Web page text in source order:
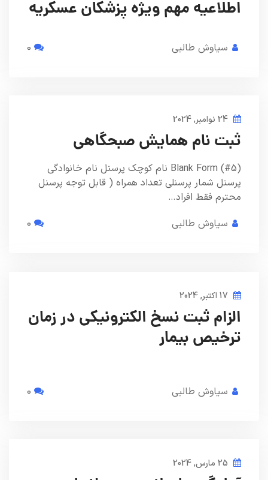
اطلاعیه مهم ویژه پزشکان عسکریه
سیاوش طالبی
ثبت نام همایش صبحگاهی
Blank Form (#5) نام کوچک پرسنل نام خانوادگی
پرسنل شمار پرسنلی تعداد همراه ( قابل توجه پرسنل
محترم فقط افراد…
سیاوش طالبی
الزام ثبت نسخ الکترونیکی در زمان
ترخیص بیمار
سیاوش طالبی